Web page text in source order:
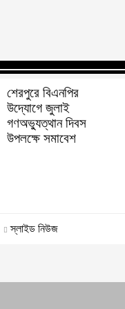
শেরপুরে বিএনপির
উদ্যোগে জুলাই
গণঅভ্যুত্থান দিবস
উপলক্ষে সমাবেশ
স্লাইড নিউজ